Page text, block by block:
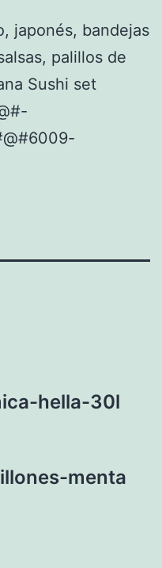
japonés, bandejas
palillos de
Sushi set
hella-30l
menta